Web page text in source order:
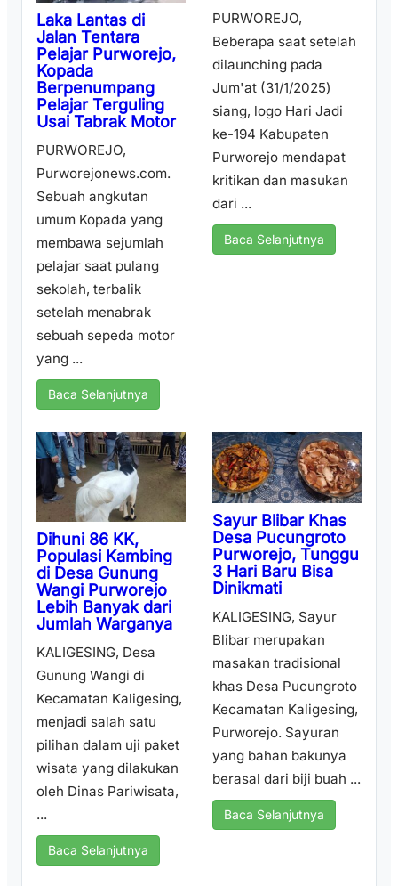
Laka Lantas di
Jalan Tentara
Pelajar Purworejo,
Kopada
Berpenumpang
Pelajar Terguling
Usai Tabrak Motor
PURWOREJO,
Purworejonews.com.
Sebuah angkutan
umum Kopada yang
membawa sejumlah
pelajar saat pulang
sekolah, terbalik
setelah menabrak
sebuah sepeda motor
yang ...
Baca Selanjutnya
PURWOREJO,
Beberapa saat setelah
dilaunching pada
Jum'at (31/1/2025)
siang, logo Hari Jadi
ke-194 Kabupaten
Purworejo mendapat
kritikan dan masukan
dari ...
Baca Selanjutnya
Dihuni 86 KK,
Populasi Kambing
di Desa Gunung
Wangi Purworejo
Lebih Banyak dari
Jumlah Warganya
KALIGESING, Desa
Gunung Wangi di
Kecamatan Kaligesing,
menjadi salah satu
pilihan dalam uji paket
wisata yang dilakukan
oleh Dinas Pariwisata,
...
Baca Selanjutnya
Sayur Blibar Khas
Desa Pucungroto
Purworejo, Tunggu
3 Hari Baru Bisa
Dinikmati
KALIGESING, Sayur
Blibar merupakan
masakan tradisional
khas Desa Pucungroto
Kecamatan Kaligesing,
Purworejo. Sayuran
yang bahan bakunya
berasal dari biji buah ...
Baca Selanjutnya